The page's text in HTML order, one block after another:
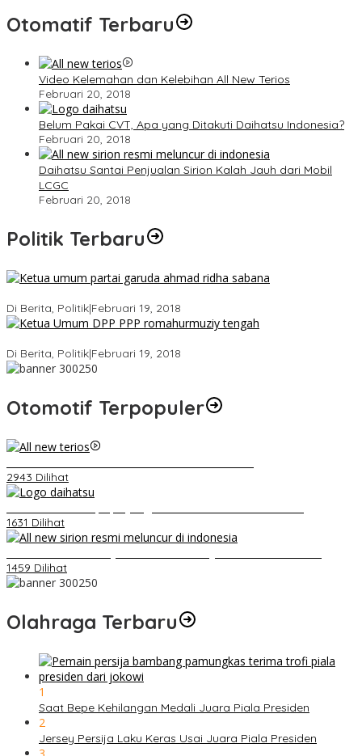
Otomatif Terbaru
Video Kelemahan dan Kelebihan All New Terios
Februari 20, 2018
Belum Pakai CVT, Apa yang Ditakuti Daihatsu Indonesia?
Februari 20, 2018
Daihatsu Santai Penjualan Sirion Kalah Jauh dari Mobil
LCGC
Februari 20, 2018
Politik Terbaru
Di Berita, Politik|Februari 19, 2018
Di Berita, Politik|Februari 19, 2018
Otomotif Terpopuler
2943 Dilihat
1631 Dilihat
1459 Dilihat
Olahraga Terbaru
1
Saat Bepe Kehilangan Medali Juara Piala Presiden
2
Jersey Persija Laku Keras Usai Juara Piala Presiden